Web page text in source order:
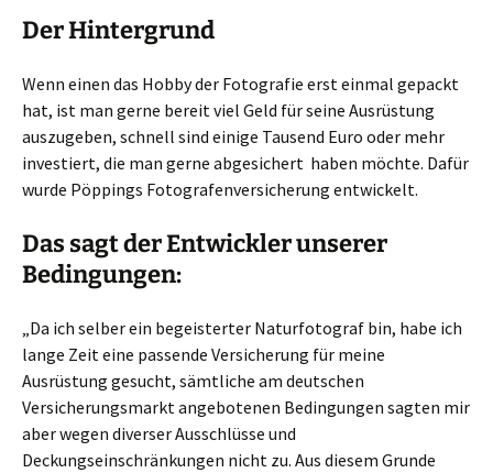
Der Hintergrund
Wenn einen das Hobby der Fotografie erst einmal gepackt
hat, ist man gerne bereit viel Geld für seine Ausrüstung
auszugeben, schnell sind einige Tausend Euro oder mehr
investiert, die man gerne abgesichert haben möchte. Dafür
wurde Pöppings Fotografenversicherung entwickelt.
Das sagt der Entwickler unserer
Bedingungen:
„Da ich selber ein begeisterter Naturfotograf bin, habe ich
lange Zeit eine passende Versicherung für meine
Ausrüstung gesucht, sämtliche am deutschen
Versicherungsmarkt angebotenen Bedingungen sagten mir
aber wegen diverser Ausschlüsse und
Deckungseinschränkungen nicht zu. Aus diesem Grunde